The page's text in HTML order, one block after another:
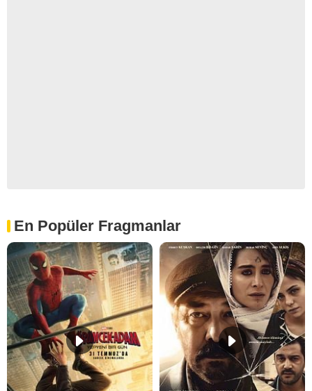
En Popüler Fragmanlar